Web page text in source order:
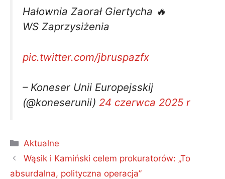
Hałownia Zaorał Giertycha 🔥
WS Zaprzysiżenia
pic.twitter.com/jbruspazfx
– Koneser Unii Europejsskij
(@koneserunii) 24 czerwca 2025 r
Kategorie
Aktualne
Wąsik i Kamiński celem prokuratorów: „To
absurdalna, polityczna operacja”